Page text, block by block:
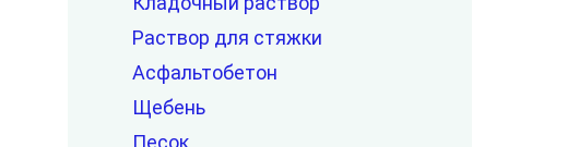
Раствор для стяжки
Асфальтобетон
Щебень
Песок